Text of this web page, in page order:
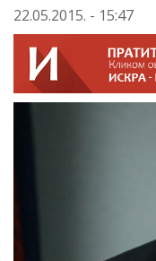
22.05.2015. - 15:47